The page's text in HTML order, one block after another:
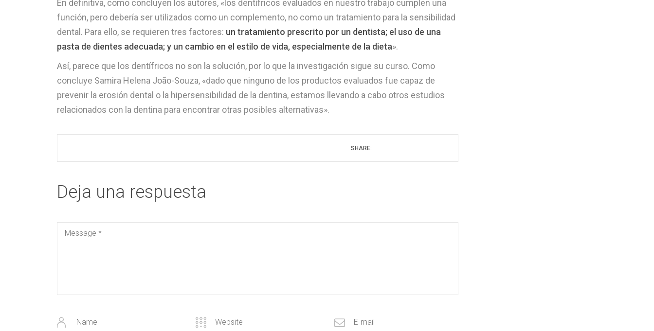
En definitiva, como concluyen los autores, «los dentífricos evaluados en nuestro trabajo cumplen una
función, pero debería ser utilizados como un complemento, no como un tratamiento para la sensibilidad
dental. Para ello, se requieren tres factores: un tratamiento prescrito por un dentista; el uso de una
pasta de dientes adecuada; y un cambio en el estilo de vida, especialmente de la dieta».
Así, parece que los dentífricos no son la solución, por lo que la investigación sigue su curso. Como
concluye Samira Helena João-Souza, «dado que ninguno de los productos evaluados fue capaz de
prevenir la erosión dental o la hipersensibilidad de la dentina, estamos llevando a cabo otros estudios
relacionados con la dentina para encontrar otras posibles alternativas».
SHARE:
Deja una respuesta